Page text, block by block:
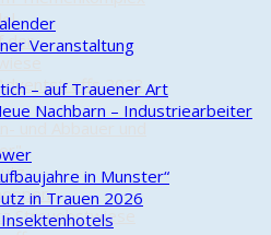
der
2023
und Abbauer und
Streuobstwiese
Veranstaltung
– auf Trauener Art
Nachbarn – Industriearbeiter
in Munster“
in Trauen 2026